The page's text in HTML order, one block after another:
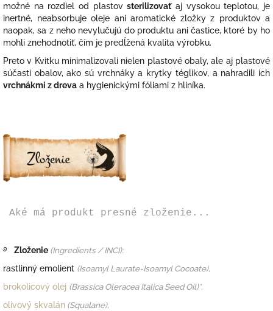
možné na rozdiel od plastovsterilizovaťaj vysokou teplotou, je
inertné, neabsorbuje oleje ani aromatické zložky z produktov a
naopak, sa z neho nevylučujú do produktu ani častice, ktoré by ho
mohli znehodnotiť, čím je predĺžená kvalita výrobku.
Preto v Kvitku minimalizovali nielen plastové obaly, ale aj plastové
súčasti obalov, ako sú vrchnáky a krytky téglikov, a nahradili ich
vrchnákmi z dreva a hygienickými fóliami z hliníka.
Aké má produkt presné zloženie...
࿔ Zloženie (Ingredients / INCI):
rastlinný emolient (Isoamyl Laurate-Isoamyl Cocoate),
brokolicový olej (Brassica Oleracea Italica Seed Oil)*,
olivový skvalán (Squalane),